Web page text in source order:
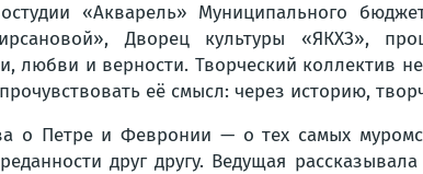
«Акварель» Муниципального
Дворец культуры «ЯКХЗ»,
любви и верности. Творческий коллектив не
её смысл: через историю,
о Петре и Февронии — о тех самых
друг другу. Ведущая